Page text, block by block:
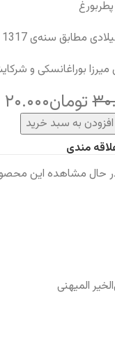
بوراغانسکی و
تومان۲۰.۰۰۰
افزودن به سبد خرید
مندی
حال مشاهده این
المیهنی